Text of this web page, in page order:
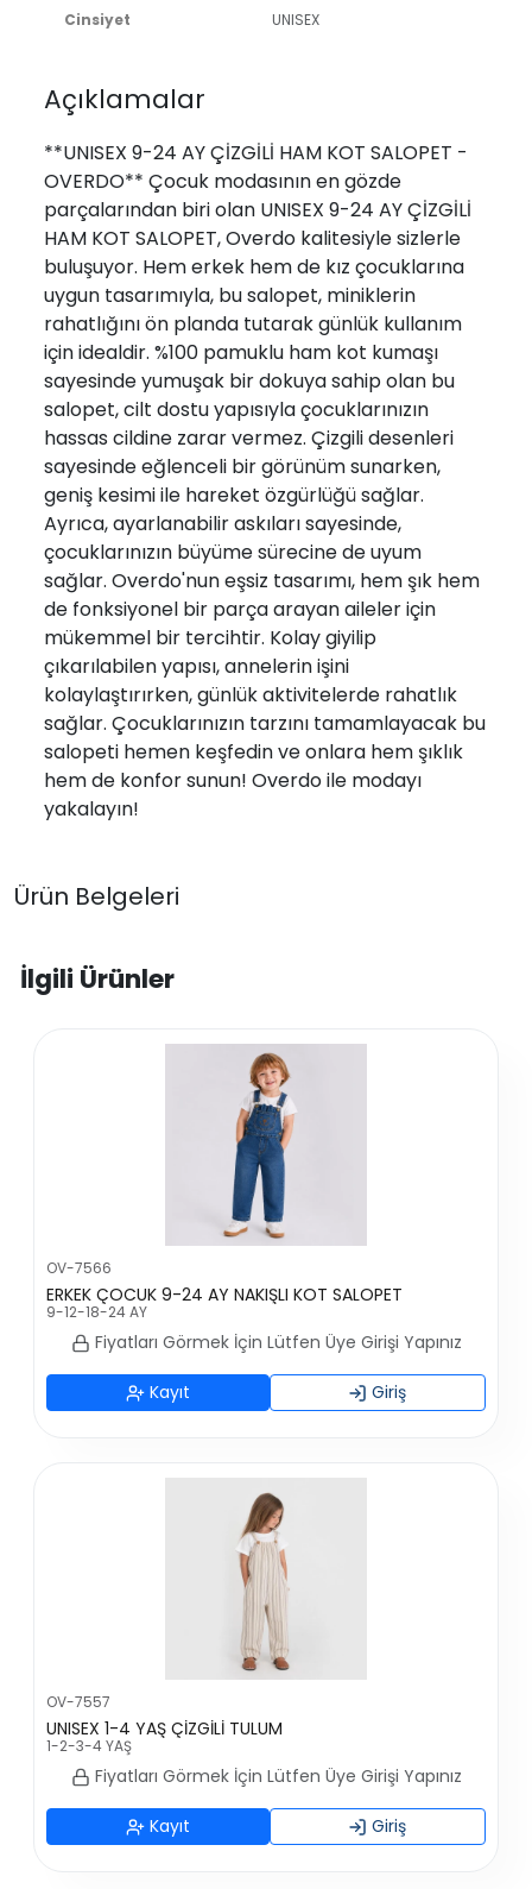
Cinsiyet
UNISEX
Açıklamalar
**UNISEX 9-24 AY ÇİZGİLİ HAM KOT SALOPET -
OVERDO** Çocuk modasının en gözde
parçalarından biri olan UNISEX 9-24 AY ÇİZGİLİ
HAM KOT SALOPET, Overdo kalitesiyle sizlerle
buluşuyor. Hem erkek hem de kız çocuklarına
uygun tasarımıyla, bu salopet, miniklerin
rahatlığını ön planda tutarak günlük kullanım
için idealdir. %100 pamuklu ham kot kumaşı
sayesinde yumuşak bir dokuya sahip olan bu
salopet, cilt dostu yapısıyla çocuklarınızın
hassas cildine zarar vermez. Çizgili desenleri
sayesinde eğlenceli bir görünüm sunarken,
geniş kesimi ile hareket özgürlüğü sağlar.
Ayrıca, ayarlanabilir askıları sayesinde,
çocuklarınızın büyüme sürecine de uyum
sağlar. Overdo'nun eşsiz tasarımı, hem şık hem
de fonksiyonel bir parça arayan aileler için
mükemmel bir tercihtir. Kolay giyilip
çıkarılabilen yapısı, annelerin işini
kolaylaştırırken, günlük aktivitelerde rahatlık
sağlar. Çocuklarınızın tarzını tamamlayacak bu
salopeti hemen keşfedin ve onlara hem şıklık
hem de konfor sunun! Overdo ile modayı
yakalayın!
Ürün Belgeleri
İlgili Ürünler
OV-7566
ERKEK ÇOCUK 9-24 AY NAKIŞLI KOT SALOPET
9-12-18-24 AY
Fiyatları Görmek İçin Lütfen Üye Girişi Yapınız
Kayıt Giriş
OV-7557
UNISEX 1-4 YAŞ ÇİZGİLİ TULUM
1-2-3-4 YAŞ
Fiyatları Görmek İçin Lütfen Üye Girişi Yapınız
Kayıt Giriş